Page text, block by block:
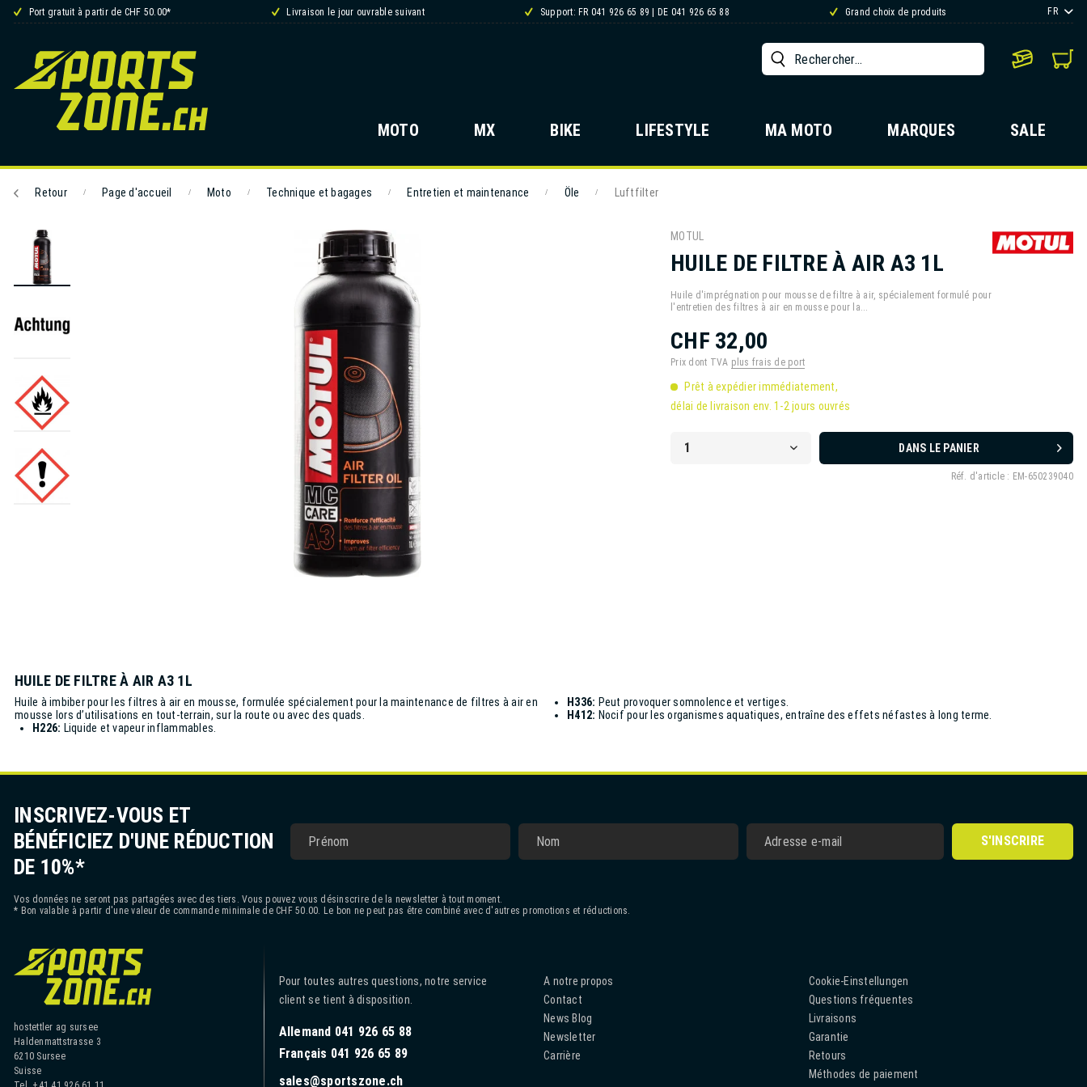
Port gratuit à partir de CHF 50.00* Livraison le jour ouvrable suivant Support: FR 041 926 65 89 | DE 041 926 65 88 Grand choix de produits FR
MOTO MX BIKE LIFESTYLE MA MOTO MARQUES SALE
Retour / Page d'accueil / Moto / Technique et bagages / Entretien et maintenance / Öle / Luftfilter
MOTUL
HUILE DE FILTRE À AIR A3 1L
Huile d'imprégnation pour mousse de filtre à air, spécialement formulé pour
l'entretien des filtres à air en mousse pour la...
CHF 32,00
Prix dont TVA plus frais de port
Prêt à expédier immédiatement,
délai de livraison env. 1-2 jours ouvrés
DANS LE PANIER
Réf. d'article : EM-650239040
HUILE DE FILTRE À AIR A3 1L
Huile à imbiber pour les filtres à air en mousse, formulée spécialement pour la maintenance de filtres à air en
mousse lors d’utilisations en tout-terrain, sur la route ou avec des quads.
H226: Liquide et vapeur inflammables.
H336: Peut provoquer somnolence et vertiges.
H412: Nocif pour les organismes aquatiques, entraîne des effets néfastes à long terme.
INSCRIVEZ-VOUS ET
BÉNÉFICIEZ D'UNE RÉDUCTION
DE 10%*
S'INSCRIRE
Vos données ne seront pas partagées avec des tiers. Vous pouvez vous désinscrire de la newsletter à tout moment.
* Bon valable à partir d'une valeur de commande minimale de CHF 50.00. Le bon ne peut pas être combiné avec d'autres promotions et réductions.
hostettler ag sursee
Haldenmattstrasse 3
6210 Sursee
Suisse
Pour toutes autres questions, notre service
client se tient à disposition.
Allemand 041 926 65 88
Français 041 926 65 89
sales@sportszone.ch
A notre propos
Contact
News Blog
Newsletter
Carrière
Cookie-Einstellungen
Questions fréquentes
Livraisons
Garantie
Retours
Méthodes de paiement